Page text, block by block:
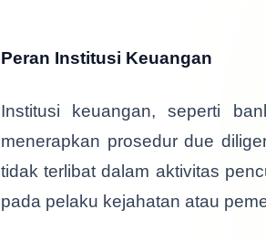
Peran Institusi Keuangan
Institusi keuangan, seperti
menerapkan prosedur due
tidak terlibat dalam aktivitas
pada pelaku kejahatan atau